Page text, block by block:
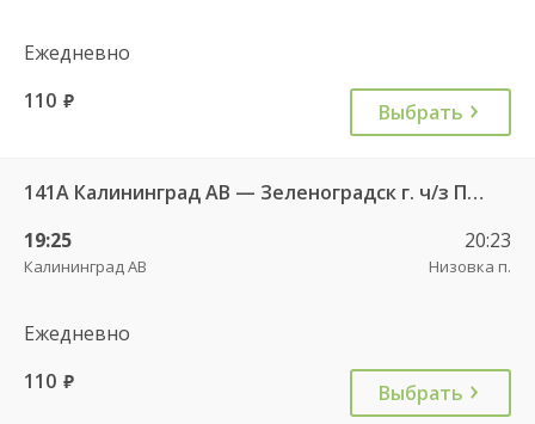
Ежедневно
110 руб. Выбрать
141А Калининград АВ — Зеленоградск г. ч/з Петрово п.
19:25
Калининград АВ
20:23
Низовка п.
Ежедневно
110 руб. Выбрать